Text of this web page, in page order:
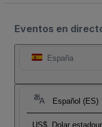
Eventos en
España
Español (ES)
US$ Dolar